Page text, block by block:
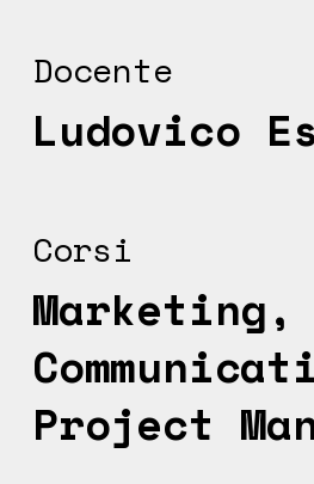
Docente
Ludovico
Corsi
Marketing,
Project